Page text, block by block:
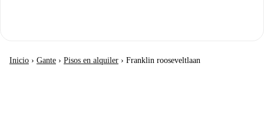
Inicio › Gante › Pisos en alquiler › Franklin rooseveltlaan